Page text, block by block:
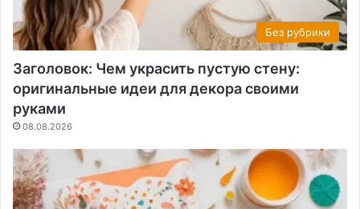
Без рубрики
Заголовок: Чем украсить пустую стену:
оригинальные идеи для декора своими
руками
08.08.2026